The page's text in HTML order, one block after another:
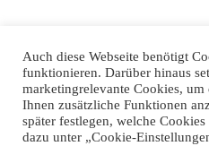
Auch diese Webseite benötigt
funktionieren. Darüber hinaus
marketingrelevante Cookies,
Ihnen zusätzliche Funktionen
später festlegen, welche
dazu unter „Cookie-